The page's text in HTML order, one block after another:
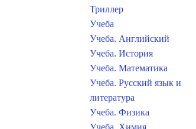
Триллер
Учеба
Учеба. Английский
Учеба. История
Учеба. Математика
Учеба. Русский язык и
литература
Учеба. Физика
Учеба. Химия